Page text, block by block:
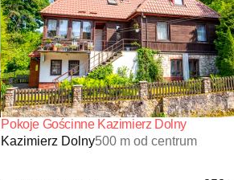
Pokoje Gościnne Kazimierz Dolny
Kazimierz Dolny500 m od centrum